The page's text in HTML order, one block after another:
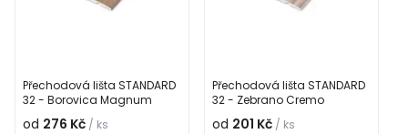
Přechodová lišta STANDARD
32 - Borovica Magnum
od 276 Kč / ks
Přechodová lišta STANDARD
32 - Zebrano Cremo
od 201 Kč / ks